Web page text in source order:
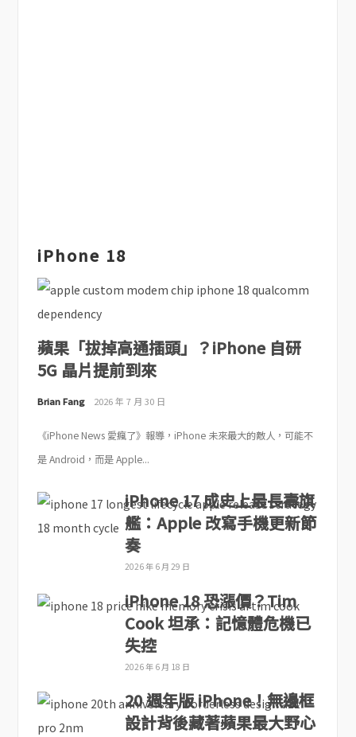
iPhone 18
蘋果「拔掉高通插頭」？iPhone 自研
5G 晶片提前到來
Brian Fang 2026 年 7 月 30 日
《iPhone News 愛瘋了》報導，iPhone 未來最大的敵人，可能不
是 Android，而是 Apple...
iPhone 17 成史上最長壽旗
艦：Apple 改寫手機更新節
奏
2026 年 6 月 29 日
iPhone 18 恐漲價？Tim
Cook 坦承：記憶體危機已
失控
2026 年 6 月 18 日
20 週年版 iPhone！無邊框
設計背後藏著蘋果最大野心